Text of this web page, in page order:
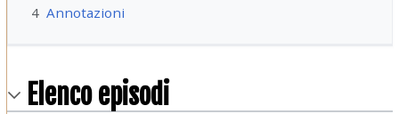
4 Annotazioni
Elenco episodi